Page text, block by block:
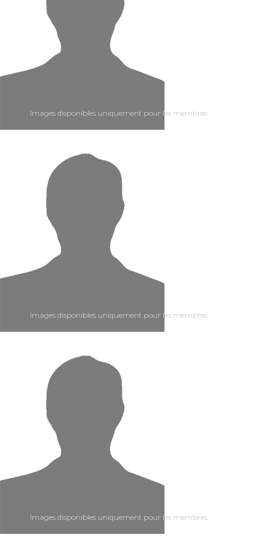
Images disponibles uniquement pour les membres
Images disponibles uniquement pour les membres
Images disponibles uniquement pour les membres